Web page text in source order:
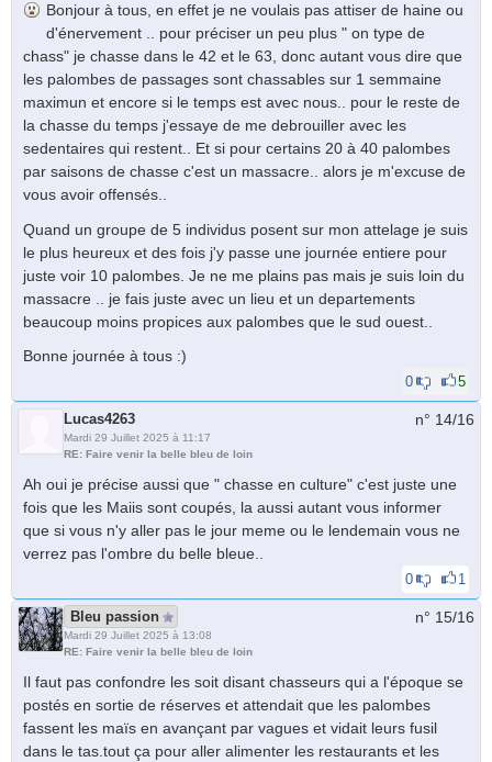
Bonjour à tous, en effet je ne voulais pas attiser de haine ou
d'énervement .. pour préciser un peu plus " on type de
chass" je chasse dans le 42 et le 63, donc autant vous dire que
les palombes de passages sont chassables sur 1 semmaine
maximun et encore si le temps est avec nous.. pour le reste de
la chasse du temps j'essaye de me debrouiller avec les
sedentaires qui restent.. Et si pour certains 20 à 40 palombes
par saisons de chasse c'est un massacre.. alors je m'excuse de
vous avoir offensés..
Quand un groupe de 5 individus posent sur mon attelage je suis
le plus heureux et des fois j'y passe une journée entiere pour
juste voir 10 palombes. Je ne me plains pas mais je suis loin du
massacre .. je fais juste avec un lieu et un departements
beaucoup moins propices aux palombes que le sud ouest..
Bonne journée à tous :)
0 5
Lucas4263
Mardi 29 Juillet 2025 à 11:17
RE: Faire venir la belle bleu de loin
n° 14/16
Ah oui je précise aussi que " chasse en culture" c'est juste une
fois que les Maiis sont coupés, la aussi autant vous informer
que si vous n'y aller pas le jour meme ou le lendemain vous ne
verrez pas l'ombre du belle bleue..
0 1
Bleu passion
Mardi 29 Juillet 2025 à 13:08
RE: Faire venir la belle bleu de loin
n° 15/16
Il faut pas confondre les soit disant chasseurs qui a l'époque se
postés en sortie de réserves et attendait que les palombes
fassent les maïs en avançant par vagues et vidait leurs fusil
dans le tas.tout ça pour aller alimenter les restaurants et les